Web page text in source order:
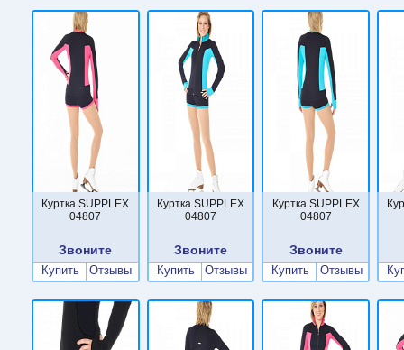
Куртка SUPPLEX
04807
Звоните
Купить Отзывы
Куртка SUPPLEX
04807
Звоните
Купить Отзывы
Куртка SUPPLEX
04807
Звоните
Купить Отзывы